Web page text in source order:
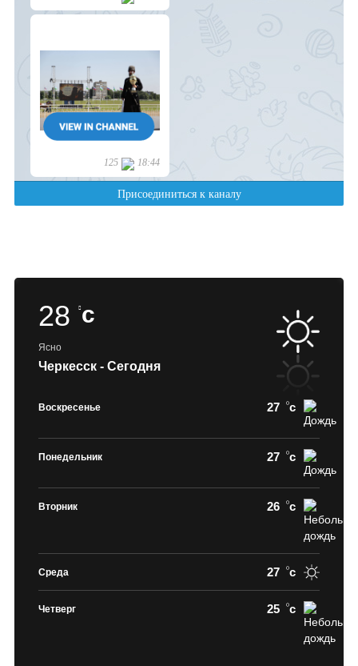
28 c
Ясно
Черкесск - Сегодня
Воскресенье 27 c
Понедельник 27 c
Вторник 26 c
Среда 27 c
Четверг 25 c